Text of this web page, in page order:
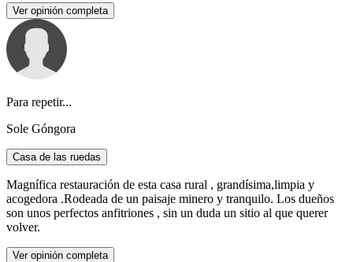
Ver opinión completa
Para repetir...
Sole Góngora
Casa de las ruedas
Magnífica restauración de esta casa rural , grandísima,limpia y
acogedora .Rodeada de un paisaje minero y tranquilo. Los dueños
son unos perfectos anfitriones , sin un duda un sitio al que querer
volver.
Ver opinión completa